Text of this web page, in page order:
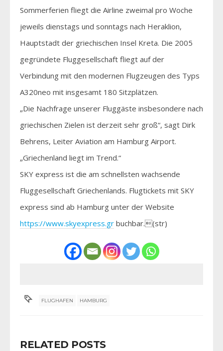
Sommerferien fliegt die Airline zweimal pro Woche
jeweils dienstags und sonntags nach Heraklion,
Hauptstadt der griechischen Insel Kreta. Die 2005
gegründete Fluggesellschaft fliegt auf der
Verbindung mit den modernen Flugzeugen des Typs
A320neo mit insgesamt 180 Sitzplätzen.
„Die Nachfrage unserer Fluggäste insbesondere nach
griechischen Zielen ist derzeit sehr groß“, sagt Dirk
Behrens, Leiter Aviation am Hamburg Airport.
„Griechenland liegt im Trend.“
SKY express ist die am schnellsten wachsende
Fluggesellschaft Griechenlands. Flugtickets mit SKY
express sind ab Hamburg unter der Website
https://www.skyexpress.gr buchbar.(str)
FLUGHAFEN HAMBURG
RELATED POSTS